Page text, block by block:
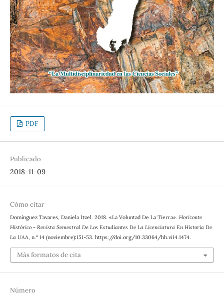
PDF
Publicado
2018-11-09
Cómo citar
Domínguez Tavares, Daniela Itzel. 2018. «La Voluntad De La Tierra». Horizonte
Histórico - Revista Semestral De Los Estudiantes De La Licenciatura En Historia De
La UAA, n.º 14 (noviembre):151-53. https://doi.org/10.33064/hh.vi14.1474.
Más formatos de cita
Número